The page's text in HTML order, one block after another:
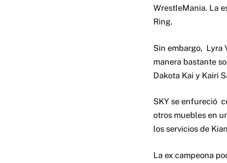
WrestleMania. La
Ring.
Sin embargo, Lyra
manera bastante
Dakota Kai y Kairi
SKY se enfureció
otros muebles en
los servicios de
La ex campeona